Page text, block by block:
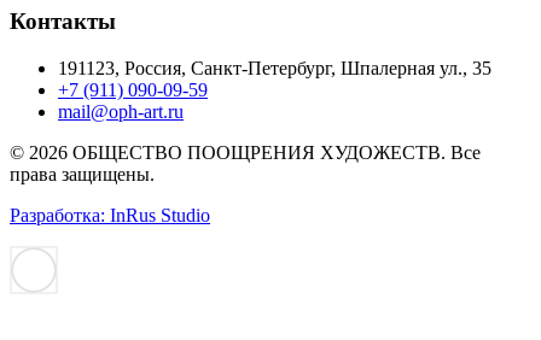
Контакты
191123, Россия, Санкт-Петербург, Шпалерная ул., 35
+7 (911) 090-09-59
mail@oph-art.ru
© 2026 ОБЩЕСТВО ПООЩРЕНИЯ ХУДОЖЕСТВ. Все
права защищены.
Разработка: InRus Studio